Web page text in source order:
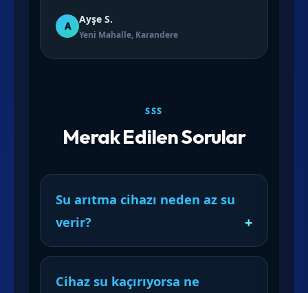
A
Ayşe S.
Yeni Mahalle, Karandere
SSS
Merak Edilen Sorular
Su arıtma cihazı neden az su
verir?
Cihaz su kaçırıyorsa ne